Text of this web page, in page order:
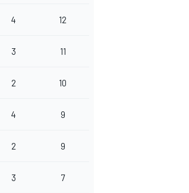
4 12
3 11
2 10
4 9
2 9
3 7